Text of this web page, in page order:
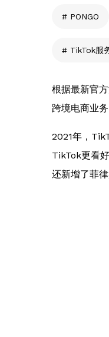
PONGO
TikTok服
根据最新官方
跨境电商业
2021年，
TikTok更看
还新增了菲律